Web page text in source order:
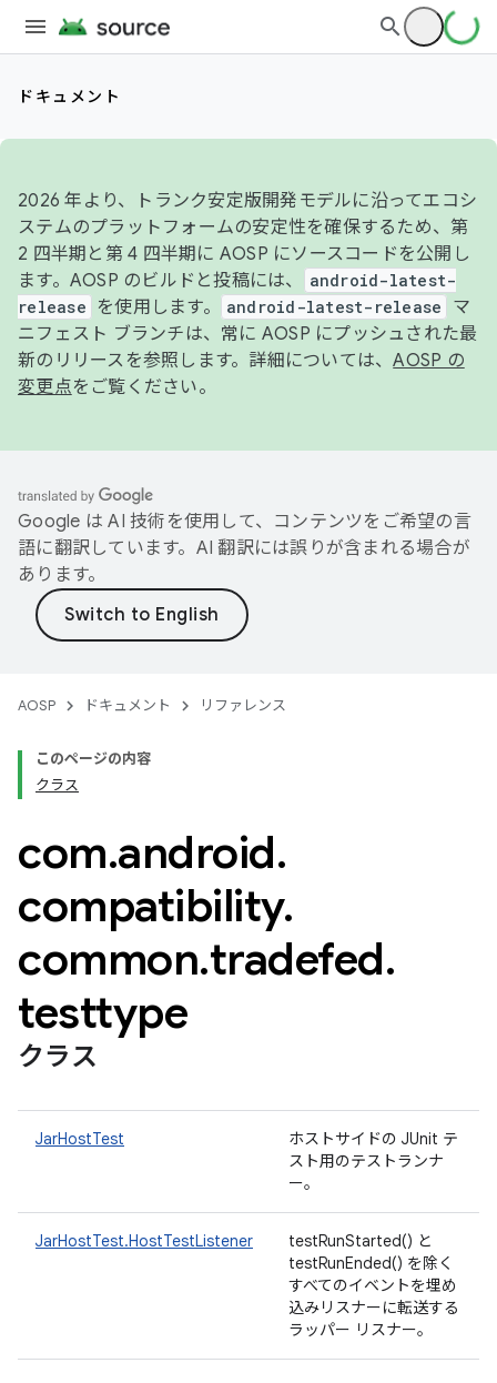
ドキュメント
2026 年より、トランク安定版開発モデルに沿ってエコシ
ステムのプラットフォームの安定性を確保するため、第
2 四半期と第 4 四半期に AOSP にソースコードを公開し
ます。AOSP のビルドと投稿には、
android-latest-
release
を使用します。 android-latest-release
マ
ニフェスト ブランチは、常に AOSP にプッシュされた最
新のリリースを参照します。詳細については、AOSP の
変更点をご覧ください。
Google は AI 技術を使用して、コンテンツをご希望の言
語に翻訳しています。AI 翻訳には誤りが含まれる場合が
あります。
AOSP ドキュメント リファレンス
このページの内容
クラス
com.android.
compatibility.
common.tradefed.
testtype
クラス
JarHostTest
ホストサイドの JUnit テ
スト用のテストランナ
ー。
JarHostTest.HostTestListener
testRunStarted() と
testRunEnded() を除く
すべてのイベントを埋め
込みリスナーに転送する
ラッパー リスナー。